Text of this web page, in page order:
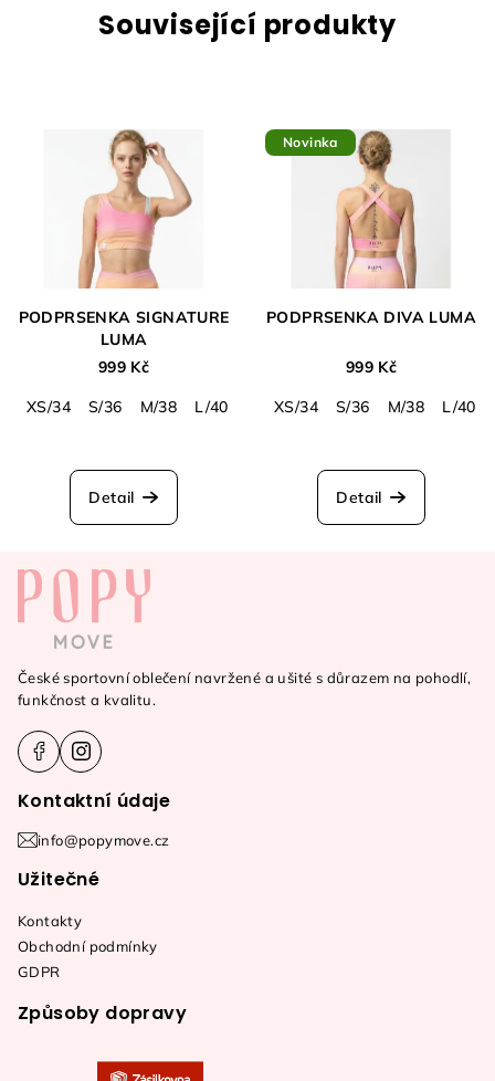
Související produkty
PODPRSENKA SIGNATURE
LUMA
999 Kč
XS/34
S/36 M/38 L/40
hodnocení
produktu
hvězdiček.
Detail
Novinka
PODPRSENKA DIVA LUMA
999 Kč
XS/34
S/36 M/38 L/40
Detail
České sportovní oblečení navržené a ušité s důrazem na pohodlí,
funkčnost a kvalitu.
Kontaktní údaje
info@popymove.cz
Užitečné
Kontakty
Obchodní podmínky
GDPR
Způsoby dopravy